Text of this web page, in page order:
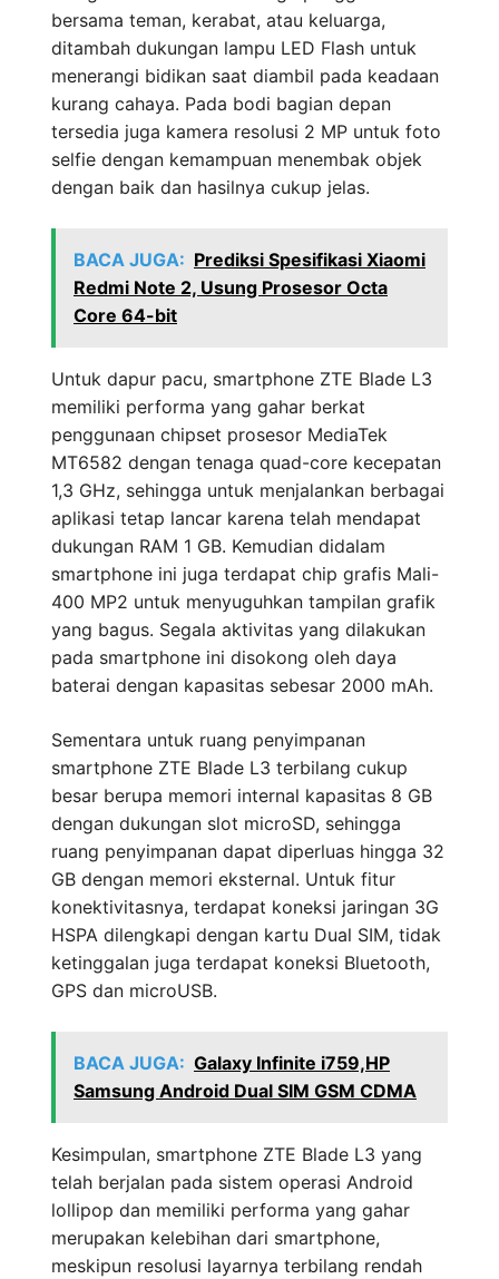
bersama teman, kerabat, atau keluarga,
ditambah dukungan lampu LED Flash untuk
menerangi bidikan saat diambil pada keadaan
kurang cahaya. Pada bodi bagian depan
tersedia juga kamera resolusi 2 MP untuk foto
selfie dengan kemampuan menembak objek
dengan baik dan hasilnya cukup jelas.
BACA JUGA: Prediksi Spesifikasi Xiaomi
Redmi Note 2, Usung Prosesor Octa
Core 64-bit
Untuk dapur pacu, smartphone ZTE Blade L3
memiliki performa yang gahar berkat
penggunaan chipset prosesor MediaTek
MT6582 dengan tenaga quad-core kecepatan
1,3 GHz, sehingga untuk menjalankan berbagai
aplikasi tetap lancar karena telah mendapat
dukungan RAM 1 GB. Kemudian didalam
smartphone ini juga terdapat chip grafis Mali-
400 MP2 untuk menyuguhkan tampilan grafik
yang bagus. Segala aktivitas yang dilakukan
pada smartphone ini disokong oleh daya
baterai dengan kapasitas sebesar 2000 mAh.
Sementara untuk ruang penyimpanan
smartphone ZTE Blade L3 terbilang cukup
besar berupa memori internal kapasitas 8 GB
dengan dukungan slot microSD, sehingga
ruang penyimpanan dapat diperluas hingga 32
GB dengan memori eksternal. Untuk fitur
konektivitasnya, terdapat koneksi jaringan 3G
HSPA dilengkapi dengan kartu Dual SIM, tidak
ketinggalan juga terdapat koneksi Bluetooth,
GPS dan microUSB.
BACA JUGA: Galaxy Infinite i759,HP
Samsung Android Dual SIM GSM CDMA
Kesimpulan, smartphone ZTE Blade L3 yang
telah berjalan pada sistem operasi Android
lollipop dan memiliki performa yang gahar
merupakan kelebihan dari smartphone,
meskipun resolusi layarnya terbilang rendah